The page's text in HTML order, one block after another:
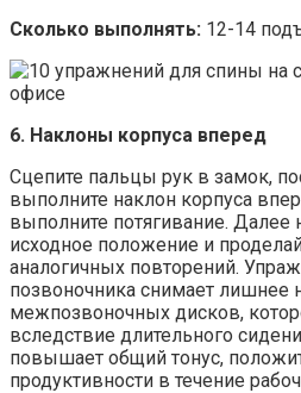
Сколько выполнять: 12-14
6. Наклоны корпуса вперед
Сцепите пальцы рук в замок,
выполните наклон корпуса
выполните потягивание. Далее
исходное положение и
аналогичных повторений.
позвоночника снимает лишнее
межпозвоночных дисков,
вследствие длительного
повышает общий тонус,
продуктивности в течение